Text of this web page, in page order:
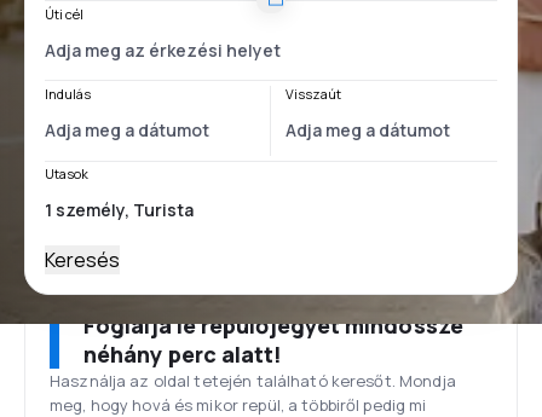
Úti cél
Indulás Visszaút
Utasok
Keresés
Foglalja le repülőjegyét mindössze
néhány perc alatt!
Használja az oldal tetején található keresőt. Mondja
meg, hogy hová és mikor repül, a többiről pedig mi